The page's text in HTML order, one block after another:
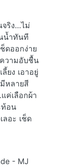
ริง…ไม่
น้ำทันที
ดออกง่าย
วามอับชื้น
ยง เอาอยู่
หลายสี
ค่เลือกผ้า
อน
ลอะ เช็ด
- MJ